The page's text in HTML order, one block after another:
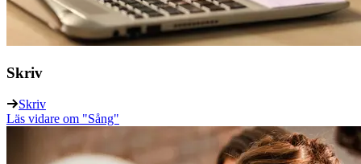
Skriv
Skriv
Läs vidare om "Sång"